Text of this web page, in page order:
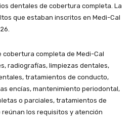
dentales de cobertura completa. La
que estaban inscritos en Medi-Cal
cobertura completa de Medi-Cal
radiografías, limpiezas dentales,
tratamientos de conducto,
encías, mantenimiento periodontal,
o parciales, tratamientos de
los requisitos y atención